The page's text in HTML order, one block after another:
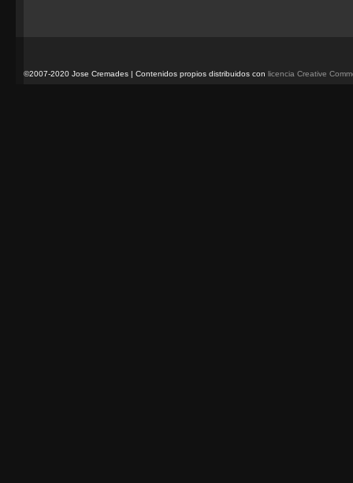
©2007-2020 Jose Cremades | Contenidos propios distribuidos con licencia Creative